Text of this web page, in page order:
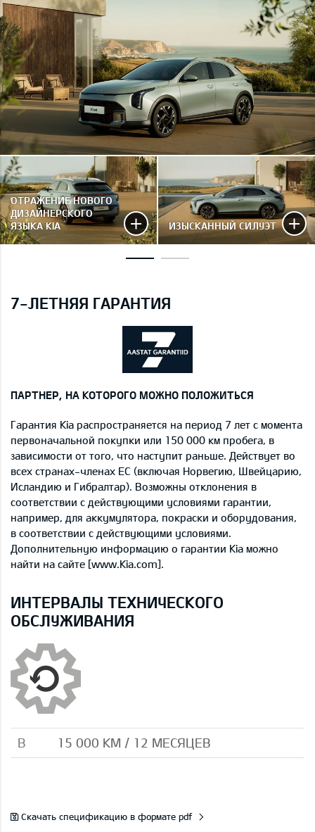
ОТРАЖЕНИЕ НОВОГО
ДИЗАЙНЕРСКОГО
ЯЗЫКА KIA
ИЗЫСКАННЫЙ СИЛУЭТ
7-ЛЕТНЯЯ ГАРАНТИЯ
ПАРТНЕР, НА КОТОРОГО МОЖНО ПОЛОЖИТЬСЯ
Гарантия Kia распространяется на период 7 лет с момента
первоначальной покупки или 150 000 км пробега, в
зависимости от того, что наступит раньше. Действует во
всех странах-членах ЕС (включая Норвегию, Швейцарию,
Исландию и Гибралтар). Возможны отклонения в
соответствии с действующими условиями гарантии,
например, для аккумулятора, покраски и оборудования,
в соответствии с действующими условиями.
Дополнительную информацию о гарантии Kia можно
найти на сайте [www.Kia.com].
ИНТЕРВАЛЫ ТЕХНИЧЕСКОГО
ОБСЛУЖИВАНИЯ
B 15 000 КМ / 12 МЕСЯЦЕВ
Скачать спецификацию в формате pdf